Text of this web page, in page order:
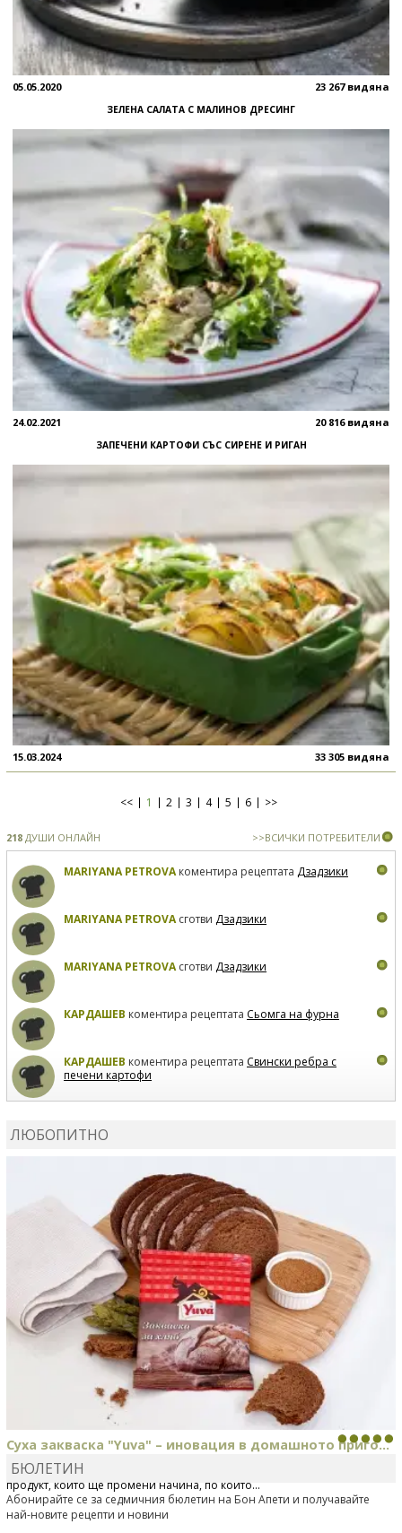
05.05.2020 23 267 видяна
ЗЕЛЕНА САЛАТА С МАЛИНОВ ДРЕСИНГ
24.02.2021 20 816 видяна
ЗАПЕЧЕНИ КАРТОФИ СЪС СИРЕНЕ И РИГАН
15.03.2024 33 305 видяна
<< 1 2 3 4 5 6 >>
218 ДУШИ ОНЛАЙН >>ВСИЧКИ ПОТРЕБИТЕЛИ
MARIYANA PETROVAкоментира рецептата Дзадзики
MARIYANA PETROVAсготви Дзадзики
MARIYANA PETROVAсготви Дзадзики
КАРДАШЕВ коментира рецептата Сьомга на фурна
КАРДАШЕВ коментира рецептата Свински ребра с
печени картофи
ЛЮБОПИТНО
Суха закваска "Yuva" – иновация в домашното приго...
Отскоро Лесафр България стартира предлагането на изцяло нов
продукт, който ще промени начина, по който...
БЮЛЕТИН
Абонирайте се за седмичния бюлетин на Бон Апети и получавайте
най-новите рецепти и новини